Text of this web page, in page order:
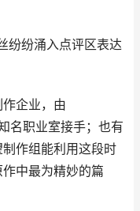
纷纷涌入点评区表达
企业，由
名职业室接手；也有
作组能利用这段时
中最为精妙的篇